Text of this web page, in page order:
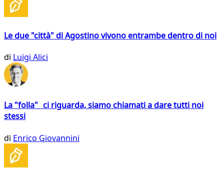
Le due "città" di Agostino vivono entrambe dentro di noi
di Luigi Alici
La "folla" ci riguarda, siamo chiamati a dare tutti noi
stessi
di Enrico Giovannini